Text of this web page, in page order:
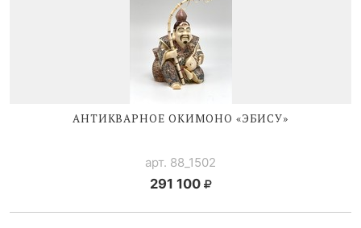
АНТИКВАРНОЕ ОКИМОНО «ЭБИСУ»
арт. 88_1502
291 100